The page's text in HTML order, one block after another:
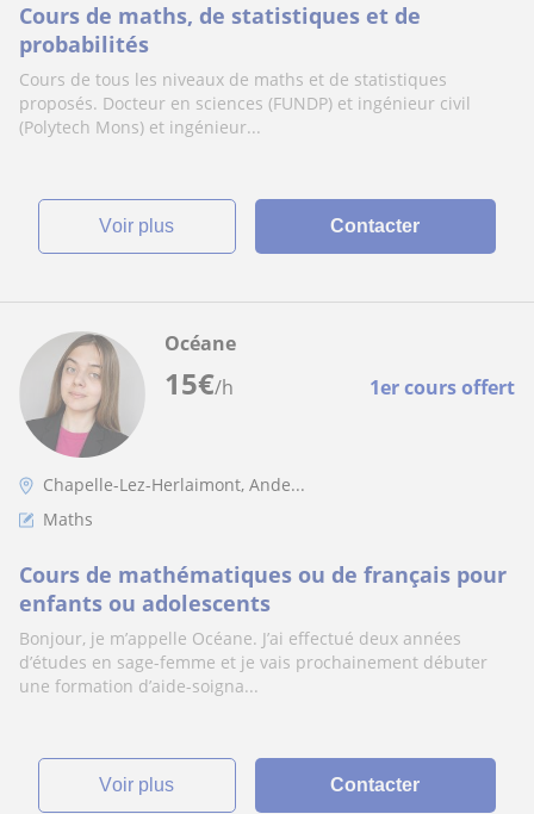
Cours de maths, de statistiques et de
probabilités
Cours de tous les niveaux de maths et de statistiques
proposés. Docteur en sciences (FUNDP) et ingénieur civil
(Polytech Mons) et ingénieur...
voir plus Contacter
15€/h 1er cours offert
Océane
Chapelle-Lez-Herlaimont, Ande...
Maths
Cours de mathématiques ou de français pour
enfants ou adolescents
Bonjour, je m’appelle Océane. J’ai effectué deux années
d’études en sage-femme et je vais prochainement débuter
une formation d’aide-soigna...
voir plus Contacter